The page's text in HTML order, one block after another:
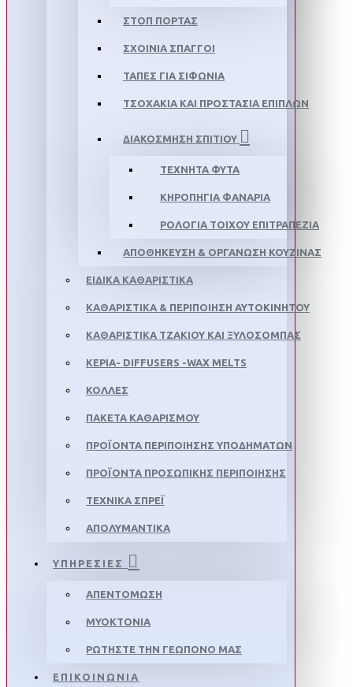
ΣΤΟΠ ΠΌΡΤΑΣ
ΣΧΟΙΝΙΆ ΣΠΆΓΓΟΙ
ΤΆΠΕΣ ΓΙΑ ΣΙΦΏΝΙΑ
ΤΣΟΧΆΚΙΑ ΚΑΙ ΠΡΟΣΤΑΣΊΑ ΕΠΊΠΛΩΝ
ΔΙΑΚΌΣΜΗΣΗ ΣΠΙΤΙΟΎ
ΤΕΧΝΗΤΆ ΦΥΤΆ
ΚΗΡΟΠΉΓΙΑ ΦΑΝΆΡΙΑ
ΡΟΛΌΓΙΑ ΤΟΊΧΟΥ ΕΠΙΤΡΑΠΈΖΙΑ
ΑΠΟΘΉΚΕΥΣΗ & ΟΡΓΆΝΩΣΗ ΚΟΥΖΊΝΑΣ
ΕΙΔΙΚΆ ΚΑΘΑΡΙΣΤΙΚΆ
ΚΑΘΑΡΙΣΤΙΚΆ & ΠΕΡΙΠΟΊΗΣΗ ΑΥΤΟΚΙΝΉΤΟΥ
ΚΑΘΑΡΙΣΤΙΚΆ ΤΖΑΚΙΟΎ ΚΑΙ ΞΥΛΌΣΟΜΠΑΣ
ΚΕΡΙΆ- DIFFUSERS -WAX MELTS
ΚΌΛΛΕΣ
ΠΑΚΈΤΑ ΚΑΘΑΡΙΣΜΟΎ
ΠΡΟΪΌΝΤΑ ΠΕΡΙΠΟΊΗΣΗΣ ΥΠΟΔΗΜΆΤΩΝ
ΠΡΟΪΌΝΤΑ ΠΡΟΣΩΠΙΚΉΣ ΠΕΡΙΠΟΊΗΣΗΣ
ΤΕΧΝΙΚΆ ΣΠΡΈΙ
ΑΠΟΛΥΜΑΝΤΙΚΆ
ΥΠΗΡΕΣΙΕΣ
ΑΠΕΝΤΌΜΩΣΗ
ΜΥΟΚΤΟΝΊΑ
ΡΩΤΉΣΤΕ ΤΗΝ ΓΕΩΠΌΝΟ ΜΑΣ
ΕΠΙΚΟΙΝΩΝΙΑ